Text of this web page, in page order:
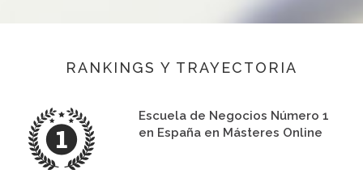
RANKINGS Y TRAYECTORIA
Escuela de Negocios Número 1
en España en Másteres Online